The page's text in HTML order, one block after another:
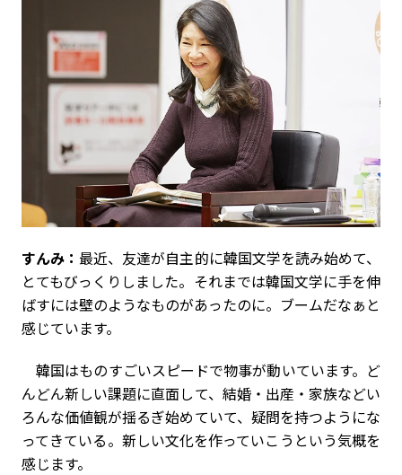
すんみ： 最近、友達が自主的に韓国文学を読み始めて、
とてもびっくりしました。それまでは韓国文学に手を伸
ばすには壁のようなものがあったのに。ブームだなぁと
感じています。
韓国はものすごいスピードで物事が動いています。ど
んどん新しい課題に直面して、結婚・出産・家族などい
ろんな価値観が揺るぎ始めていて、疑問を持つようにな
ってきている。新しい文化を作っていこうという気概を
感じます。